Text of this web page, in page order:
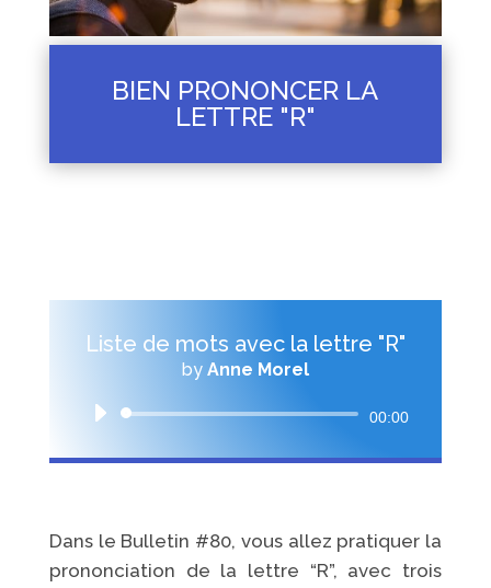
BIEN PRONONCER LA
LETTRE "R"
Liste de mots avec la lettre "R"
by Anne Morel
Audio
00:00
Dans le Bulletin #80, vous allez pratiquer la
prononciation de la lettre “R”, avec trois